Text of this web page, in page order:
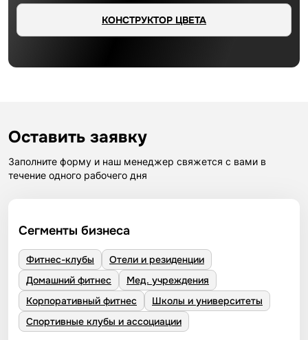
КОНСТРУКТОР ЦВЕТА
Оставить заявку
Заполните форму и наш менеджер свяжется с вами в
течение одного рабочего дня
Сегменты бизнеса
Фитнес-клубы
Отели и резиденции
Домашний фитнес
Мед. учреждения
Корпоративный фитнес
Школы и университеты
Спортивные клубы и ассоциации